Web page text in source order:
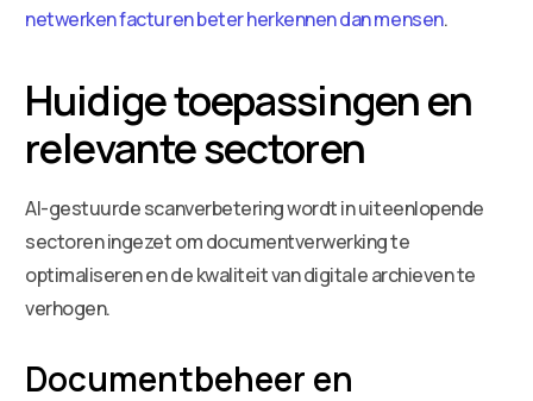
netwerken facturen beter herkennen dan mensen.
Huidige toepassingen en
relevante sectoren
AI-gestuurde scanverbetering wordt in uiteenlopende
sectoren ingezet om documentverwerking te
optimaliseren en de kwaliteit van digitale archieven te
verhogen.
Documentbeheer en